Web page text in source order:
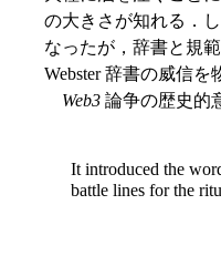
の大きさが知れる．
なったが，辞書と規
Webster 辞書の威信を
Web3 論争の歴史的
It introduced the
battle lines for the